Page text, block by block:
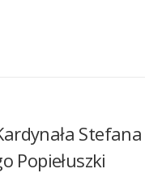
Stefana
Popiełuszki